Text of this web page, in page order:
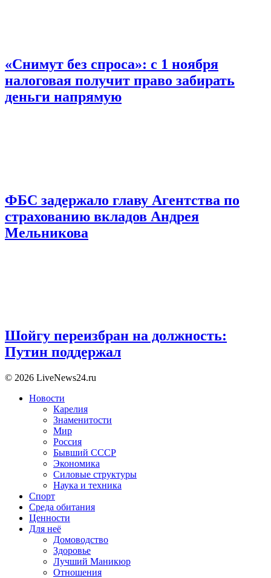
«Снимут без спроса»: с 1 ноября
налоговая получит право забирать
деньги напрямую
ФБС задержало главу Агентства по
страхованию вкладов Андрея
Мельникова
Шойгу переизбран на должность:
Путин поддержал
© 2026 LiveNews24.ru
Новости
Карелия
Знаменитости
Мир
Россия
Бывший СССР
Экономика
Силовые структуры
Наука и техника
Спорт
Среда обитания
Ценности
Для неё
Домоводство
Здоровье
Лучший Маникюр
Отношения